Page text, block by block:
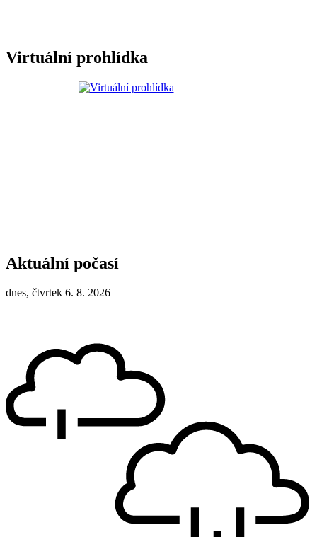
Virtuální prohlídka
Aktuální počasí
dnes, čtvrtek 6. 8. 2026